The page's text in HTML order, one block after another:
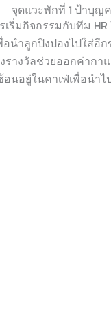
จุดแวะพักที่ 1 ป้าบุญ
เริ่มกิจกรรมกับทีม
อนำลูกปิงปองไปใส่อี
รางวัลช่วยออกค่าก
อนอยู่ในคาเฟ่เพื่อนำ